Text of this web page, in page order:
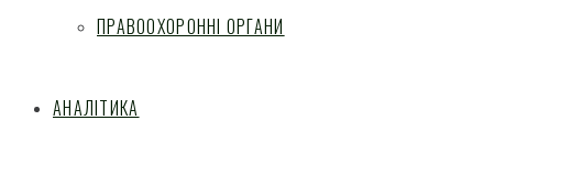
ПРАВООХОРОННІ ОРГАНИ
АНАЛІТИКА